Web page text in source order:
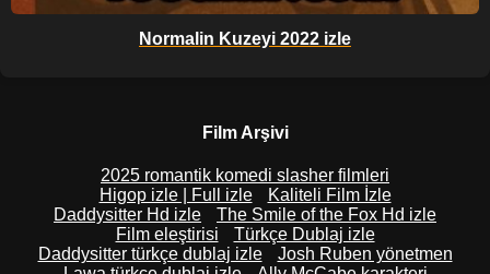
Normalin Kuzeyi 2022 izle
Film Arşivi
2025 romantik komedi slasher filmleri
Higop izle | Full izle
Kaliteli Film İzle
Daddysitter Hd izle
The Smile of the Fox Hd izle
Film eleştirisi
Türkçe Dublaj izle
Daddysitter türkçe dublaj izle
Josh Ruben yönetmen